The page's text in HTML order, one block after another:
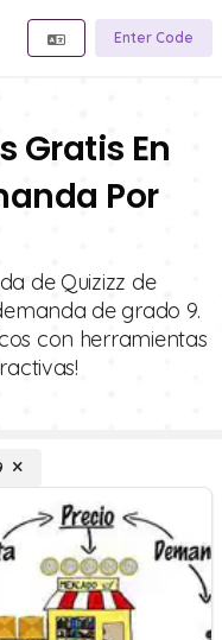
Enter Code
Gratis En
Por
de Quizizz de
de grado 9.
con herramientas